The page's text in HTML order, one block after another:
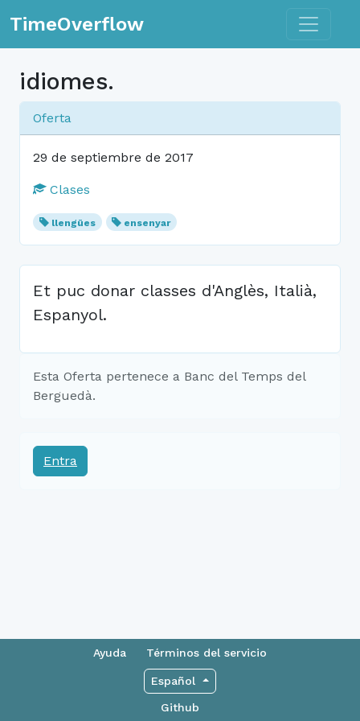
TimeOverflow Toggle
idiomes.
Oferta
29 de septiembre de 2017
Clases
llengües ensenyar
Et puc donar classes d'Anglès, Italià,
Espanyol.
Esta Oferta pertenece a Banc del Temps del
Berguedà.
Entra
Ayuda Términos del servicio
Español
Github